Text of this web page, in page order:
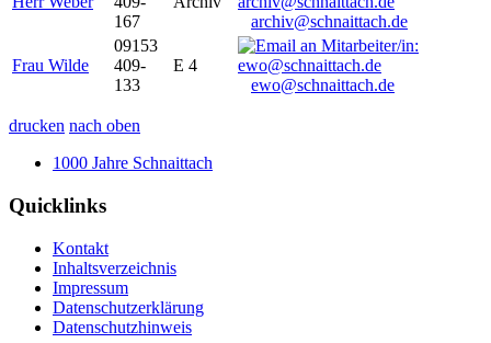
167
archiv@schnaittach.de
Frau Wilde
09153
409-
133
E 4
ewo@schnaittach.de
drucken nach oben
1000 Jahre Schnaittach
Quicklinks
Kontakt
Inhaltsverzeichnis
Impressum
Datenschutzerklärung
Datenschutzhinweis